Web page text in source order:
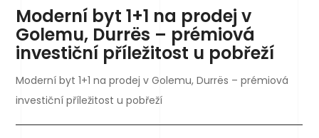
Moderní byt 1+1 na prodej v
Golemu, Durrës – prémiová
investiční příležitost u pobřeží
Moderní byt 1+1 na prodej v Golemu, Durrës – prémiová
investiční příležitost u pobřeží